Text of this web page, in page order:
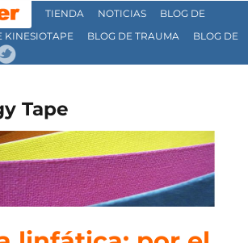
TIENDA NOTICIAS
BLOG DE
KINESIOTAPE BLOG DE TRAUMA
BLOG DE
Tape